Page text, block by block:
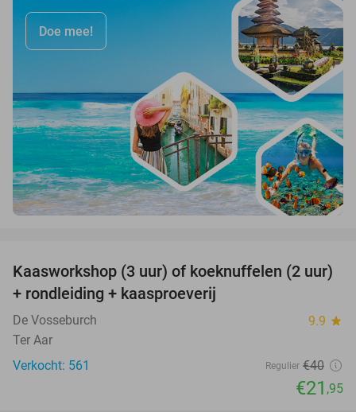
Doe mee!
45%
Kaasworkshop (3 uur) of koeknuffelen (2 uur)
+ rondleiding + kaasproeverij
De Vosseburch 9.9 star
Ter Aar
Verkocht: 561
Regulier €40
€21 ,95